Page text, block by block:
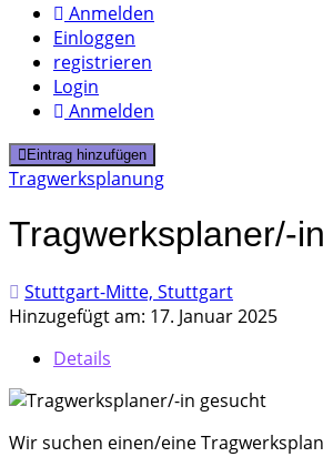
Anmelden
Einloggen
registrieren
Login
Anmelden
Eintrag hinzufügen
Tragwerksplanung
Tragwerksplaner/-
Stuttgart-Mitte, Stuttgart
Hinzugefügt am: 17. Januar 2025
Details
Wir suchen einen/eine